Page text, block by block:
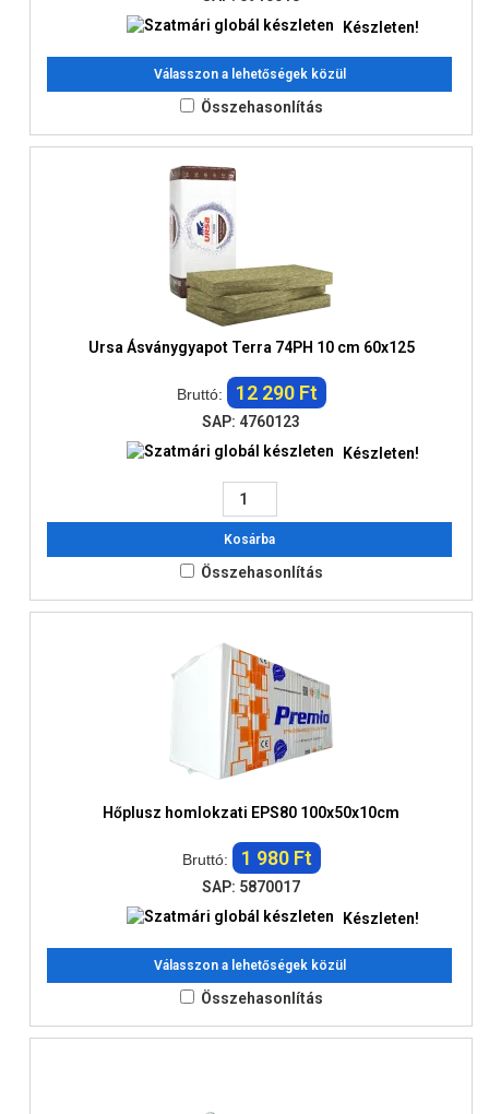
Készleten!
Válasszon a lehetőségek közül
Összehasonlítás
Ursa Ásványgyapot Terra 74PH 10 cm 60x125
Bruttó: 12 290 Ft
SAP: 4760123
Készleten!
Kosárba
Összehasonlítás
Hőplusz homlokzati EPS80 100x50x10cm
Bruttó: 1 980 Ft
SAP: 5870017
Készleten!
Válasszon a lehetőségek közül
Összehasonlítás